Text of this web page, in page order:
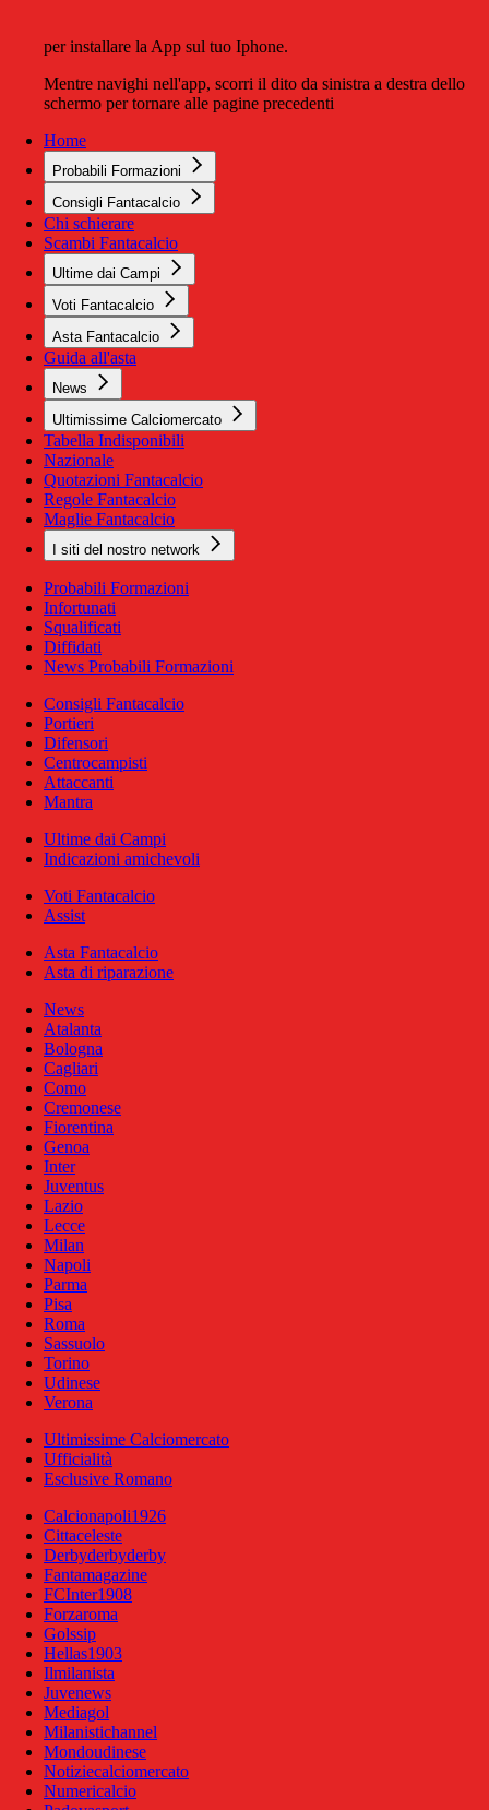
per installare la App sul tuo Iphone.
Mentre navighi nell'app, scorri il dito da sinistra a destra dello
schermo per tornare alle pagine precedenti
Home
Probabili Formazioni
Consigli Fantacalcio
Chi schierare
Scambi Fantacalcio
Ultime dai Campi
Voti Fantacalcio
Asta Fantacalcio
Guida all'asta
News
Ultimissime Calciomercato
Tabella Indisponibili
Nazionale
Quotazioni Fantacalcio
Regole Fantacalcio
Maglie Fantacalcio
I siti del nostro network
Probabili Formazioni
Infortunati
Squalificati
Diffidati
News Probabili Formazioni
Consigli Fantacalcio
Portieri
Difensori
Centrocampisti
Attaccanti
Mantra
Ultime dai Campi
Indicazioni amichevoli
Voti Fantacalcio
Assist
Asta Fantacalcio
Asta di riparazione
News
Atalanta
Bologna
Cagliari
Como
Cremonese
Fiorentina
Genoa
Inter
Juventus
Lazio
Lecce
Milan
Napoli
Parma
Pisa
Roma
Sassuolo
Torino
Udinese
Verona
Ultimissime Calciomercato
Ufficialità
Esclusive Romano
Calcionapoli1926
Cittaceleste
Derbyderbyderby
Fantamagazine
FCInter1908
Forzaroma
Golssip
Hellas1903
Ilmilanista
Juvenews
Mediagol
Milanistichannel
Mondoudinese
Notiziecalciomercato
Numericalcio